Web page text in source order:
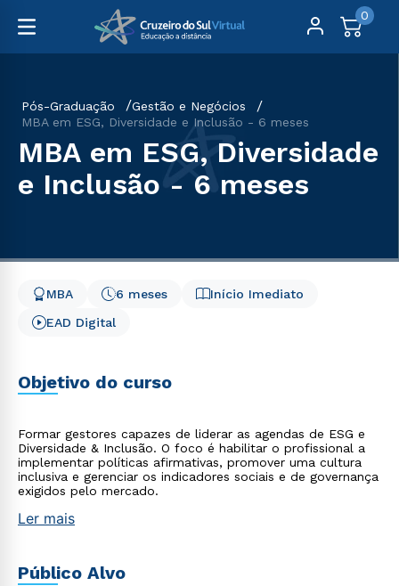
0
Pós-Graduação
Gestão e Negócios
MBA em ESG, Diversidade e Inclusão - 6 meses
MBA em ESG, Diversidade
e Inclusão - 6 meses
Início Imediato
6 meses
MBA
EAD Digital
Objetivo do curso
Formar gestores capazes de liderar as agendas de ESG e
Diversidade & Inclusão. O foco é habilitar o profissional a
implementar políticas afirmativas, promover uma cultura
inclusiva e gerenciar os indicadores sociais e de governança
exigidos pelo mercado.
Ler mais
Público Alvo